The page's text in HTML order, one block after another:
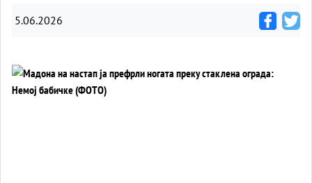
5.06.2026